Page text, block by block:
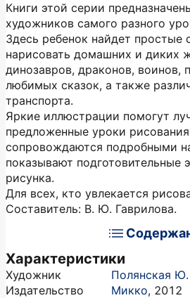
Книги этой серии
художников самого разного
Здесь ребенок найдет простые
нарисовать домашних и диких
динозавров, драконов, воинов,
любимых сказок, а также
транспорта.
Яркие иллюстрации помогут
предложенные уроки
сопровождаются подробными
показывают подготовительные
рисунка.
Для всех, кто увлекается
Составитель: В. Ю. Гаврилова.
Характеристики
Художник
Полянская
Издательство
Микко, 2012